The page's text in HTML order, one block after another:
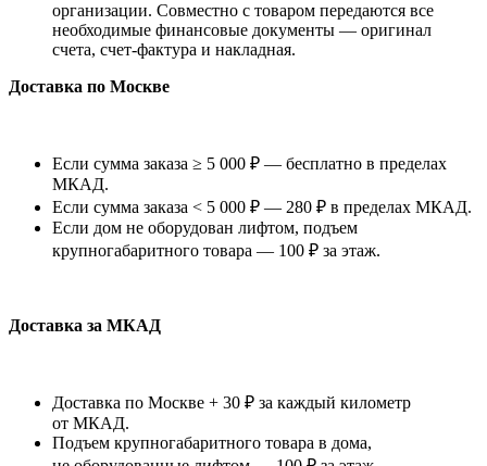
организации. Совместно с товаром передаются все
необходимые финансовые документы — оригинал
счета, счет-фактура и накладная.
Доставка по Москве
Если сумма заказа ≥ 5 000 ₽ — бесплатно в пределах
МКАД.
Если сумма заказа < 5 000 ₽ — 280 ₽ в пределах МКАД.
Если дом не оборудован лифтом, подъем
крупногабаритного товара — 100 ₽ за этаж.
Доставка за МКАД
Доставка по Москве + 30 ₽ за каждый километр
от МКАД.
Подъем крупногабаритного товара в дома,